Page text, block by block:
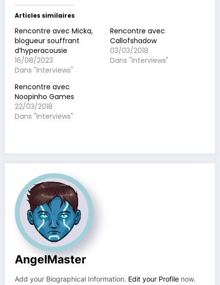
Articles similaires
Rencontre avec Micka,
blogueur souffrant
d’hyperacousie
16/08/2023
Dans "Interviews"
Rencontre avec
Callofshadow
03/03/2018
Dans "Interviews"
Rencontre avec
Noopinho Games
22/03/2018
Dans "Interviews"
AngelMaster
Add your Biographical Information. Edit your Profile now.